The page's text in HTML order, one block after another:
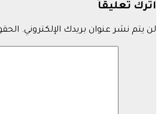
اترك تعليقاً
لن يتم نشر عنوان بريدك الإلكتروني.